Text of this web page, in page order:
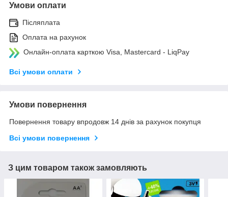
Умови оплати
Післяплата
Оплата на рахунок
Онлайн-оплата карткою Visa, Mastercard - LiqPay
Всі умови оплати
Умови повернення
Повернення товару впродовж 14 днів за рахунок покупця
Всі умови повернення
З цим товаром також замовляють